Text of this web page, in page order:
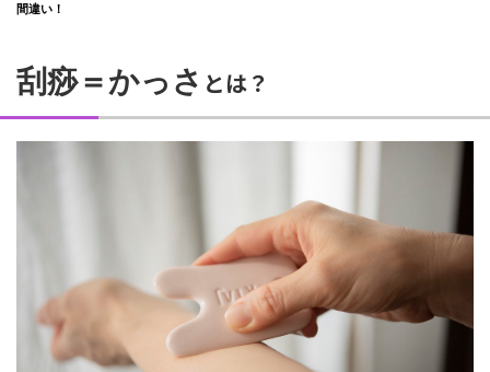
間違い！
刮痧＝かっさ とは？